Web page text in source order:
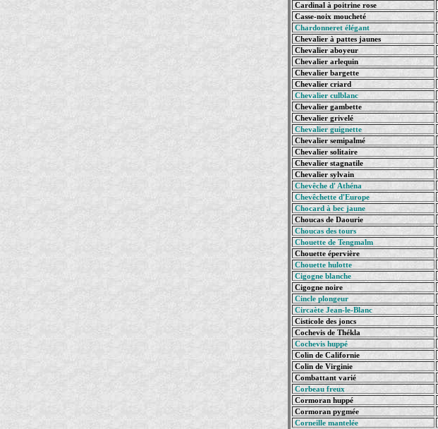
Cardinal à poitrine rose
Casse-noix moucheté
Chardonneret élégant
Chevalier à pattes jaunes
Chevalier aboyeur
Chevalier arlequin
Chevalier bargette
Chevalier criard
Chevalier culblanc
Chevalier gambette
Chevalier grivelé
Chevalier guignette
Chevalier semipalmé
Chevalier solitaire
Chevalier stagnatile
Chevalier sylvain
Chevêche d' Athéna
Chevêchette d'Europe
Chocard à bec jaune
Choucas de Daourie
Choucas des tours
Chouette de Tengmalm
Chouette épervière
Chouette hulotte
Cigogne blanche
Cigogne noire
Cincle plongeur
Circaète Jean-le-Blanc
Cisticole des joncs
Cochevis de Thékla
Cochevis huppé
Colin de Californie
Colin de Virginie
Combattant varié
Corbeau freux
Cormoran huppé
Cormoran pygmée
Corneille mantelée